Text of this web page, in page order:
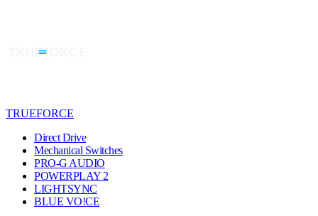
TRUEFORCE
Direct Drive
Mechanical Switches
PRO-G AUDIO
POWERPLAY 2
LIGHTSYNC
BLUE VO!CE